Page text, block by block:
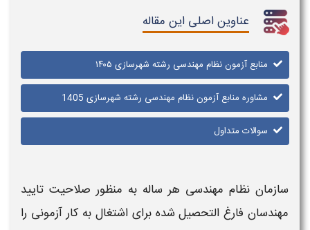
عناوین اصلی این مقاله
منابع آزمون نظام مهندسی رشته شهرسازی ۱۴۰۵
مشاوره منابع آزمون نظام مهندسی رشته شهرسازی 1405
سوالات متداول
سازمان نظام مهندسی هر ساله به منظور صلاحیت تایید
مهندسان فارغ التحصیل شده برای اشتغال به کار آزمونی را